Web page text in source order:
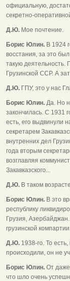
официальную,
секретно-
Д.Ю. Мое почтение.
Борис Юлин. В 1924
восстания, за это
такую
Грузинской ССР. А
Д.Ю. ГПУ, это у нас
Борис Юлин. Да. Но
закончилась. С 1931
есть, его выдвинули
секретарем
внутренних дел
года вторым
возглавляя
Закавказского...
Д.Ю. В таком
Борис Юлин. В это
республику
Грузия,
грузинской
Д.Ю. 1938-го. То
происходили, он не
Борис Юлин. От даже
что шло очень